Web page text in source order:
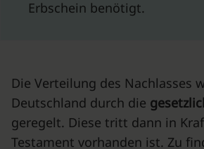
Erbschein benötigt.
Die Verteilung des Nachlasses
Deutschland durch die
geregelt. Diese tritt dann in
Testament vorhanden ist. Zu